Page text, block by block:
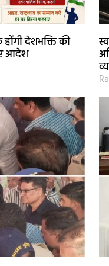
देशभक्ति की
आदेश